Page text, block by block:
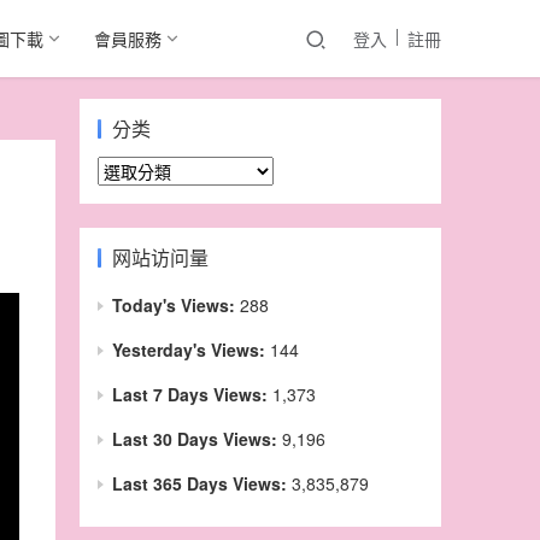
下載 會員服務 登入 註冊
分类
分
类
网站访问量
Today's Views: 288
Yesterday's Views: 144
Last 7 Days Views: 1,373
Last 30 Days Views: 9,196
Last 365 Days Views: 3,835,879